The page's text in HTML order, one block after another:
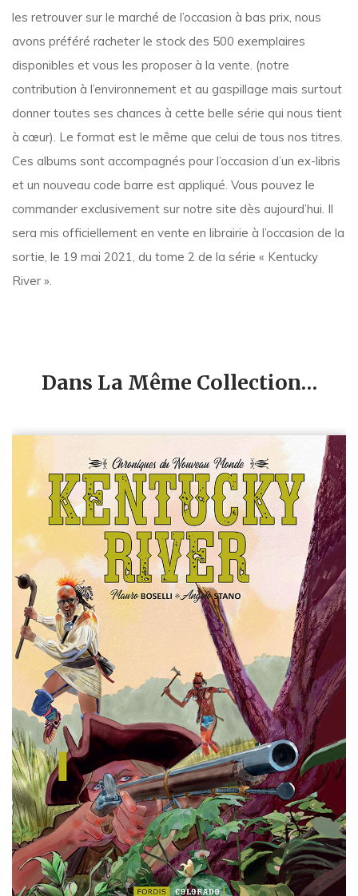
les retrouver sur le marché de l’occasion à bas prix, nous
avons préféré racheter le stock des 500 exemplaires
disponibles et vous les proposer à la vente. (notre
contribution à l’environnement et au gaspillage mais surtout
donner toutes ses chances à cette belle série qui nous tient
à cœur). Le format est le même que celui de tous nos titres.
Ces albums sont accompagnés pour l’occasion d’un ex-libris
et un nouveau code barre est appliqué. Vous pouvez le
commander exclusivement sur notre site dès aujourd’hui. Il
sera mis officiellement en vente en librairie à l’occasion de la
sortie, le 19 mai 2021, du tome 2 de la série « Kentucky
River ».
Dans La Même Collection…